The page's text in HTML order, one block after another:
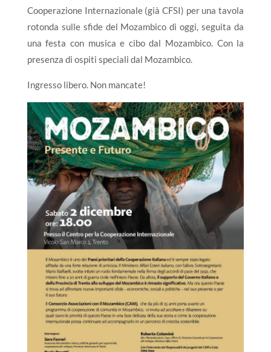
Cooperazione Internazionale (già CFSI) per una tavola
rotonda sulle sfide del Mozambico di oggi, seguita da
una festa con musica e cibo dal Mozambico. Con la
presenza di ospiti speciali dal Mozambico.
Ingresso libero. Non mancate!